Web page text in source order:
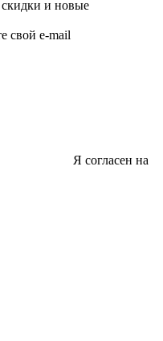
и новые
свой e-mail
Я согласен на